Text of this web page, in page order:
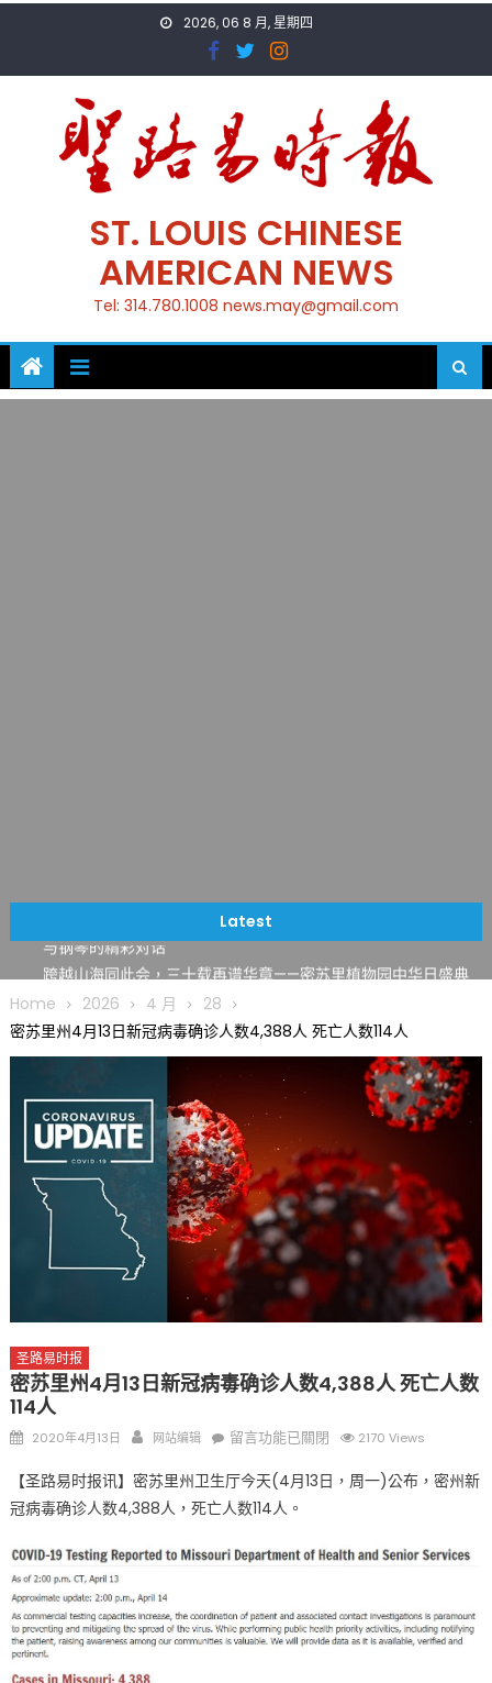
2026, 06 8 月, 星期四
ST. LOUIS CHINESE
AMERICAN NEWS
Tel: 314.780.1008 news.may@gmail.com
Latest
筝声与琴韵交汇：刘励(Li Statler)与钢琴家Darek演绎一场古筝
与钢琴的精彩对话
跨越山海同此会，三十载再谱华章——密苏里植物园中华日盛典
圣路易龙舟俱乐部5月16日龙舟体验日 邀请各界亲身体验划行乐
趣 + 水上竞速魅力
执掌密苏里植物园近四十年 致力推动全球植物多样性研究与中美
合作 Peter Raven 博士逝世 享年89岁
一晃三十年，初夏又相逢。中华日，等你来赴约 —— 密苏里植物
园“中华日三十周年特别报道（五）
筝声与琴韵交汇：刘励(Li Statler)与钢琴家Darek演绎一场古筝
与钢琴的精彩对话
Home 2026 4 月
28
密苏里州4月13日新冠病毒确诊人数4,388人 死亡人数114人
圣路易时报
密苏里州4月13日新冠病毒确诊人数4,388人 死亡人数
114人
Posted
2020年4月13日 Author
网站编辑
在
苏
里
4
13
日
留言功能已關閉 2170 Views
【圣路易时报讯】密苏里州卫生厅今天(4月13日，周一)公布，密州新
冠病毒确诊人数4,388人，死亡人数114人。